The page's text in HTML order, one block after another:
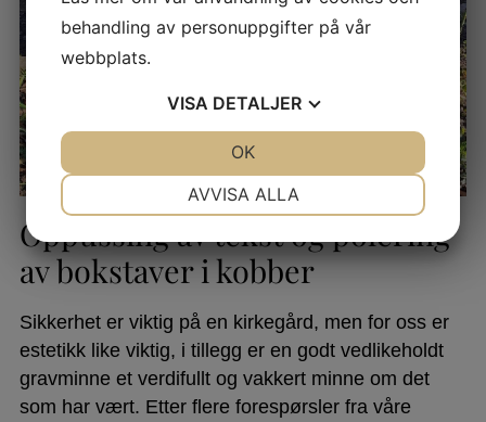
Oppussing av tekst og polering
av bokstaver i kobber
Sikkerhet er viktig på en kirkegård, men for oss er
estetikk like viktig, i tillegg er en godt vedlikeholdt
gravminne et verdifullt og vakkert minne om det
som har vært. Etter flere forespørsler fra våre
behandling av personuppgifter på vår
webbplats.
VISA DETALJER
MARKNADSFÖRING
AVVISA ALLA
OK